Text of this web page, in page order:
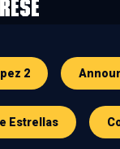
2
Estrellas